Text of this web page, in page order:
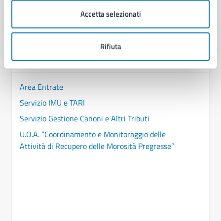
Accetta selezionati
Rifiuta
Contenuti correlati
Amministrazione
Area Entrate
Servizio IMU e TARI
Servizio Gestione Canoni e Altri Tributi
U.O.A. “Coordinamento e Monitoraggio delle
Attività di Recupero delle Morosità Pregresse”